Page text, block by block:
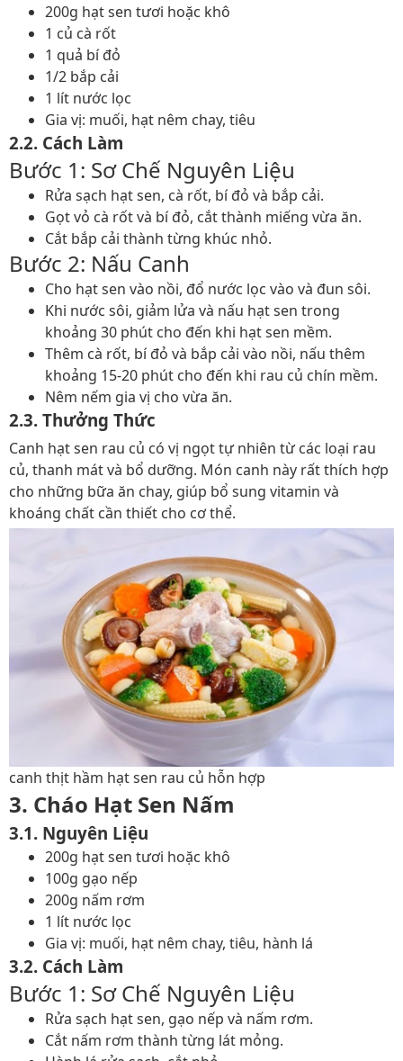
200g hạt sen tươi hoặc khô
1 củ cà rốt
1 quả bí đỏ
1/2 bắp cải
1 lít nước lọc
Gia vị: muối, hạt nêm chay, tiêu
2.2. Cách Làm
Bước 1: Sơ Chế Nguyên Liệu
Rửa sạch hạt sen, cà rốt, bí đỏ và bắp cải.
Gọt vỏ cà rốt và bí đỏ, cắt thành miếng vừa ăn.
Cắt bắp cải thành từng khúc nhỏ.
Bước 2: Nấu Canh
Cho hạt sen vào nồi, đổ nước lọc vào và đun sôi.
Khi nước sôi, giảm lửa và nấu hạt sen trong
khoảng 30 phút cho đến khi hạt sen mềm.
Thêm cà rốt, bí đỏ và bắp cải vào nồi, nấu thêm
khoảng 15-20 phút cho đến khi rau củ chín mềm.
Nêm nếm gia vị cho vừa ăn.
2.3. Thưởng Thức
Canh hạt sen rau củ có vị ngọt tự nhiên từ các loại rau
củ, thanh mát và bổ dưỡng. Món canh này rất thích hợp
cho những bữa ăn chay, giúp bổ sung vitamin và
khoáng chất cần thiết cho cơ thể.
canh thịt hầm hạt sen rau củ hỗn hợp
3. Cháo Hạt Sen Nấm
3.1. Nguyên Liệu
200g hạt sen tươi hoặc khô
100g gạo nếp
200g nấm rơm
1 lít nước lọc
Gia vị: muối, hạt nêm chay, tiêu, hành lá
3.2. Cách Làm
Bước 1: Sơ Chế Nguyên Liệu
Rửa sạch hạt sen, gạo nếp và nấm rơm.
Cắt nấm rơm thành từng lát mỏng.